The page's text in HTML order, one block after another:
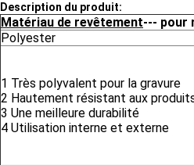
Description du produit:
Matériau de revêtement--- pour
Polyester
1 Très polyvalent pour la gravure
2 Hautement résistant aux
3 Une meilleure durabilité
4 Utilisation interne et externe